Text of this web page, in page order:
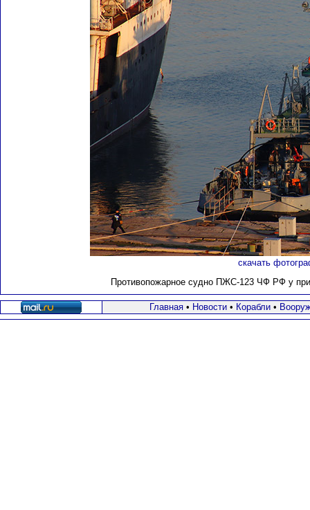
скачать
Противопожарное судно ПЖС-123 ЧФ РФ у
Главная• Новости• Корабли•